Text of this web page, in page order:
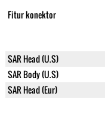
Fitur konektor
SAR Head (U.S)
SAR Body (U.S)
SAR Head (Eur)